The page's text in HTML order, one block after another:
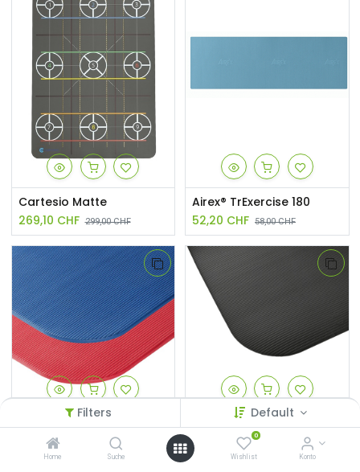
Filters Default
Home Suche
0
Wishlist Konto
Cartesio Matte
269,10 CHF 299,00CHF
Airex® TrExercise 180
52,20 CHF 58,00CHF
Airex® Coronella 185
92,25CHF CHF
Airex® Coronella 200 Schiefer
101,50
CHF 112,80